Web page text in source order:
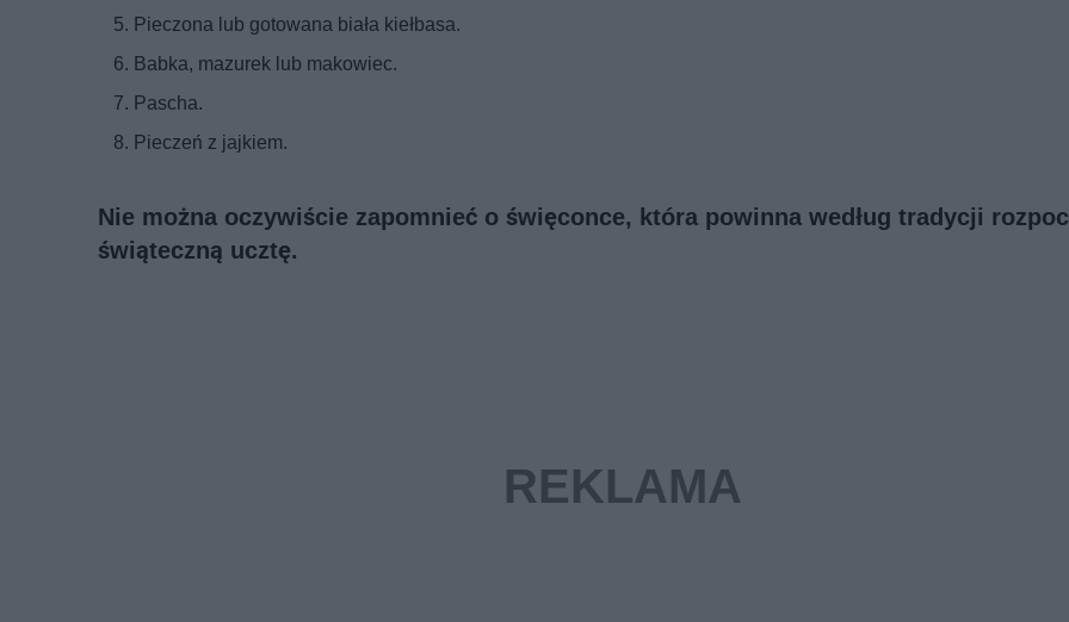
Pieczona lub gotowana biała kiełbasa.
Babka, mazurek lub makowiec.
Pascha.
Pieczeń z jajkiem.
Nie można oczywiście zapomnieć o święconce, która powinna według tradycji
świąteczną ucztę.